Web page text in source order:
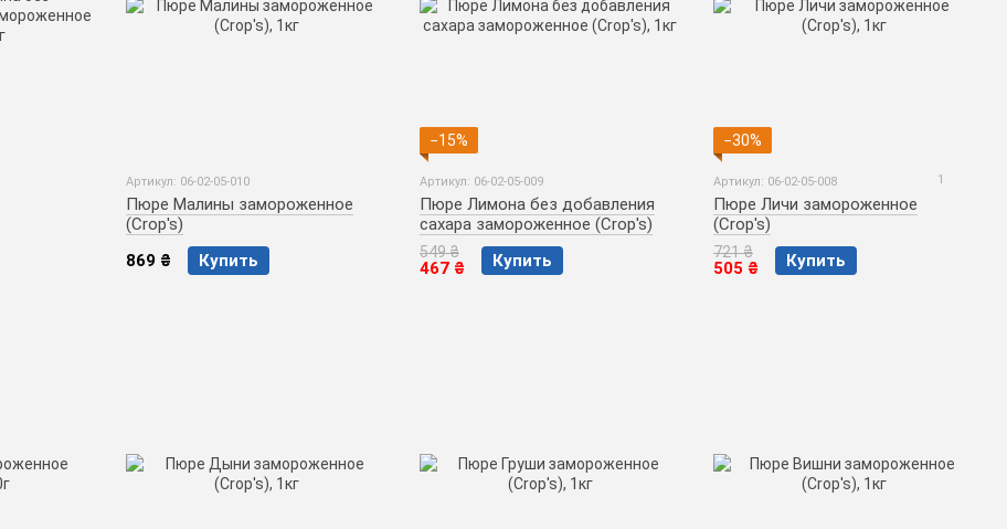
Артикул: 06-02-05-010
Пюре Малины замороженное
(Crop's)
869 ₴
Купить
−15%
Артикул: 06-02-05-009
Пюре Лимона без добавления
сахара замороженное (Crop's)
549 ₴
467 ₴ Купить
−30%
Артикул: 06-02-05-008 1
Пюре Личи замороженное
(Crop's)
721 ₴
505 ₴ Купить